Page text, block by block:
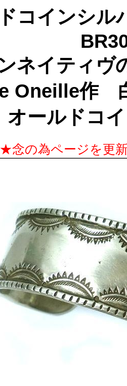
コインシ
ネイティヴ
Oneille作
オールドコ
★念の為ページを更